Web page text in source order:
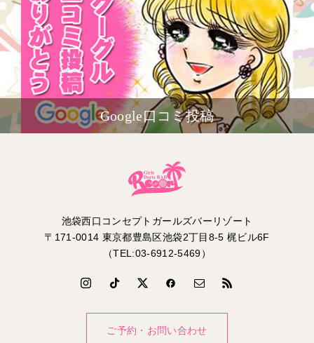
Google口コミ投稿
池袋西口コンセプトガールズバーリゾート
〒171-0014 東京都豊島区池袋2丁目8-5 梶ビル6F
（TEL:03-6912-5469）
ご予約・お問い合わせ